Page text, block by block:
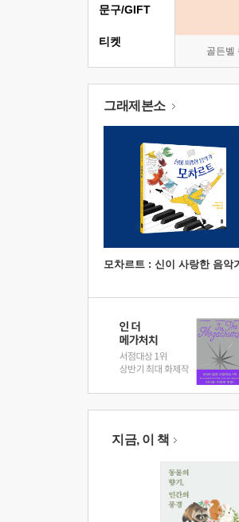
골든벨
문구/GIFT
티켓
그래제본소
모차르트 : 신이 사랑한 음악
지금, 이 책